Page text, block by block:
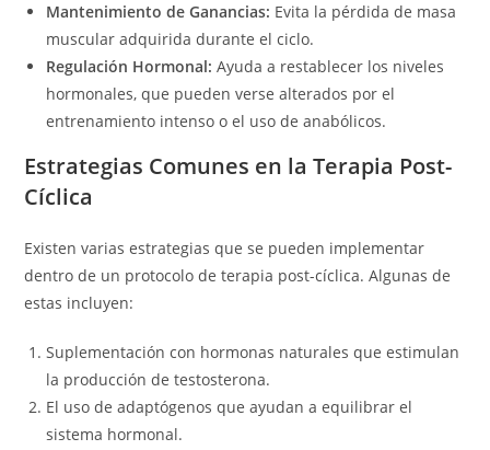
Mantenimiento de Ganancias: Evita la pérdida de masa
muscular adquirida durante el ciclo.
Regulación Hormonal: Ayuda a restablecer los niveles
hormonales, que pueden verse alterados por el
entrenamiento intenso o el uso de anabólicos.
Estrategias Comunes en la Terapia Post-
Cíclica
Existen varias estrategias que se pueden implementar
dentro de un protocolo de terapia post-cíclica. Algunas de
estas incluyen:
Suplementación con hormonas naturales que estimulan
la producción de testosterona.
El uso de adaptógenos que ayudan a equilibrar el
sistema hormonal.